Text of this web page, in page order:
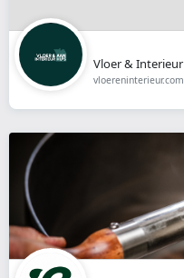
Vloer & Interieur
vloereninterieur.com